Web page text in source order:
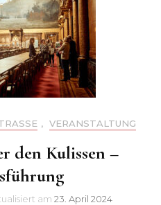
, VERANSTALTUNG
den Kulissen –
am 23. April 2024